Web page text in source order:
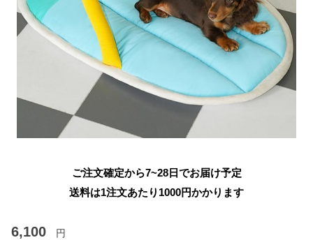
ご注文確定から7~28日でお届け予定
送料は1注文あたり 1000円かかります
6,100 円